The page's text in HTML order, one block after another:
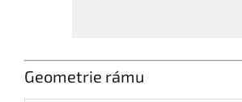
Geometrie rámu